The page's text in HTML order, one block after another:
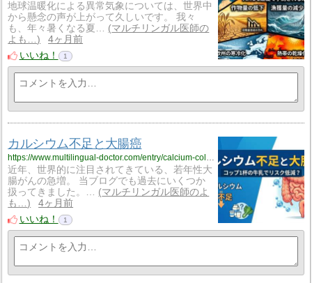
地球温暖化による異常気象については、世界中
から懸念の声が上がって久しいです。 我々
も、年々暑くなる夏…
マルチリンガル医師の
よも…
4ヶ月前
いいね！
1
カルシウム不足と大腸癌
https://www.multilingual-doctor.com/entry/calcium-colon-cancer?utm_source=feed
近年、世界的に注目されてきている、若年性大
腸がんの急増。 当ブログでも過去にいくつか
扱ってきました。…
マルチリンガル医師のよ
も…
4ヶ月前
いいね！
1